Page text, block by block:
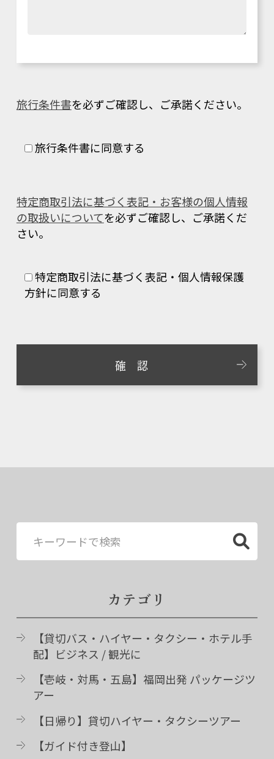
旅行条件書を必ずご確認し、ご承諾ください。
旅行条件書に同意する
特定商取引法に基づく表記・お客様の個人情報
の取扱いについてを必ずご確認し、ご承諾くだ
さい。
特定商取引法に基づく表記・個人情報保護
方針に同意する
カテゴリ
【貸切バス・ハイヤー・タクシー・ホテル手
配】ビジネス / 観光に
【壱岐・対馬・五島】福岡出発 パッケージツ
アー
【日帰り】貸切ハイヤー・タクシーツアー
【ガイド付き登山】